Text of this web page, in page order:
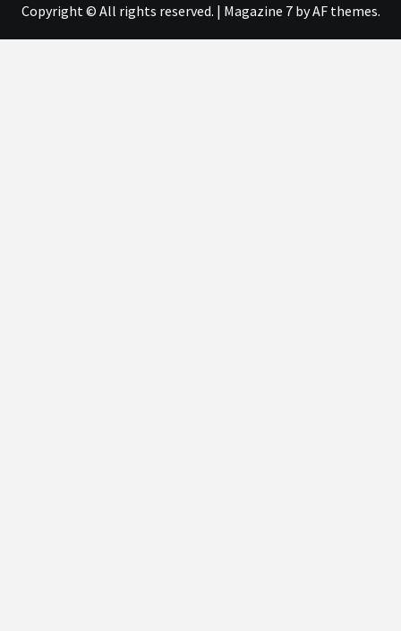
Copyright © All rights reserved. | Magazine 7by AF themes.